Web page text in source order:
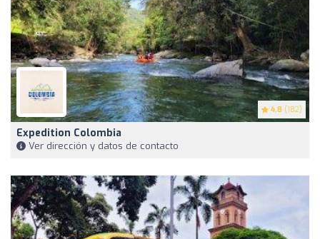
4.8 (182)
Expedition Colombia
Ver dirección y datos de contacto